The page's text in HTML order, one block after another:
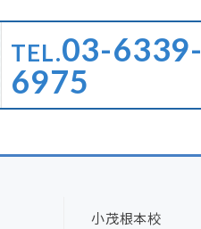
TEL.03-6339-
6975
小茂根本校